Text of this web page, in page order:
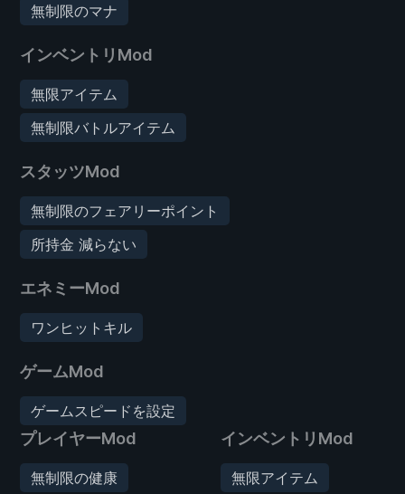
無制限のマナ
インベントリMod
無限アイテム
無制限バトルアイテム
スタッツMod
無制限のフェアリーポイント
所持金 減らない
エネミーMod
ワンヒットキル
ゲームMod
ゲームスピードを設定
プレイヤーMod
無制限の健康
インベントリMod
無限アイテム